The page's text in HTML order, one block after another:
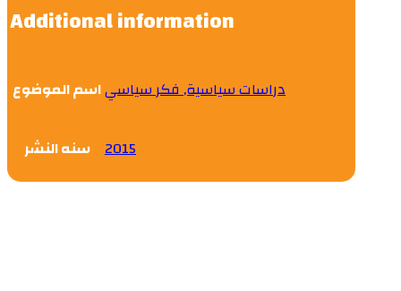
Additional information
اسم الموضوعدراسات سياسية, فكر سياسي
سنه النشر 2015